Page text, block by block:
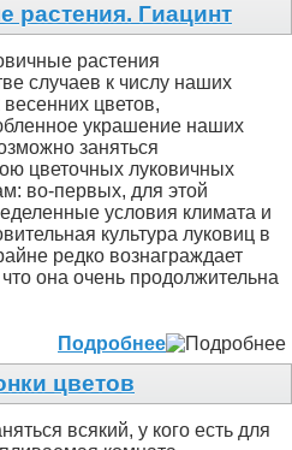
растения. Гиацинт
растения
случаев к числу наших
цветов,
украшение наших
заняться
цветочных луковичных
во-первых, для этой
условия климата и
культура луковиц в
редко вознаграждает
она очень продолжительна
Подробнее
цветов
всякий, у кого есть для